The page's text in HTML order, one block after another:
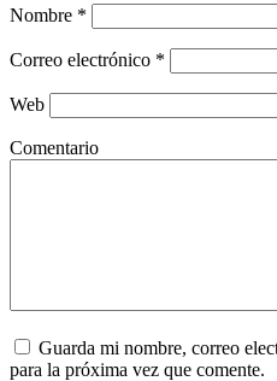
Nombre *
Correo electrónico *
Web
Comentario
Guarda mi nombre, correo
para la próxima vez que comente.